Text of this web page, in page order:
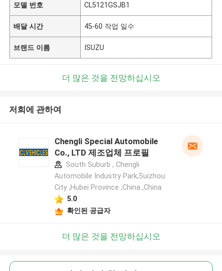
모델 번호 CL5121GSJB1
배달 시간 45-60 작업 일수
브랜드 이름 ISUZU
더 많은 것을 전망하십시오
저희에 관하여
Chengli Special Automobile
Co., LTD 제조업체 프로필
South Suburb , Chengli
Automobile Industry Park,Suizhou
City ,Hubei Province ,China ,China
5.0
확인된 공급자
더 많은 것을 전망하십시오